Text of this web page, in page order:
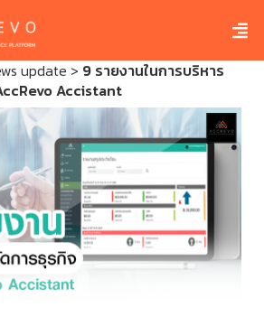
update > 9 รายงานในการบริหาร
Accistant